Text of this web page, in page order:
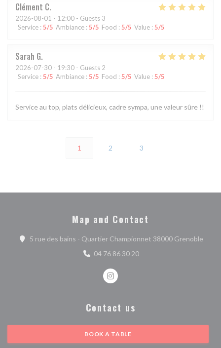
Clément C
2026-08-01 - 12:00 - Guests 3
Service : 5/5 Ambiance : 5/5 Food : 5/5 Value : 5/5
Sarah G
2026-07-30 - 19:30 - Guests 2
Service : 5/5 Ambiance : 5/5 Food : 5/5 Value : 5/5
Service au top, plats délicieux, cadre sympa, une valeur sûre !!
1 2 3
Map and Contact
5 rue des bains - Quartier Championnet 38000 Grenoble
04 76 86 30 20
Instagram ((opens in a new
Contact us
BOOK A TABLE